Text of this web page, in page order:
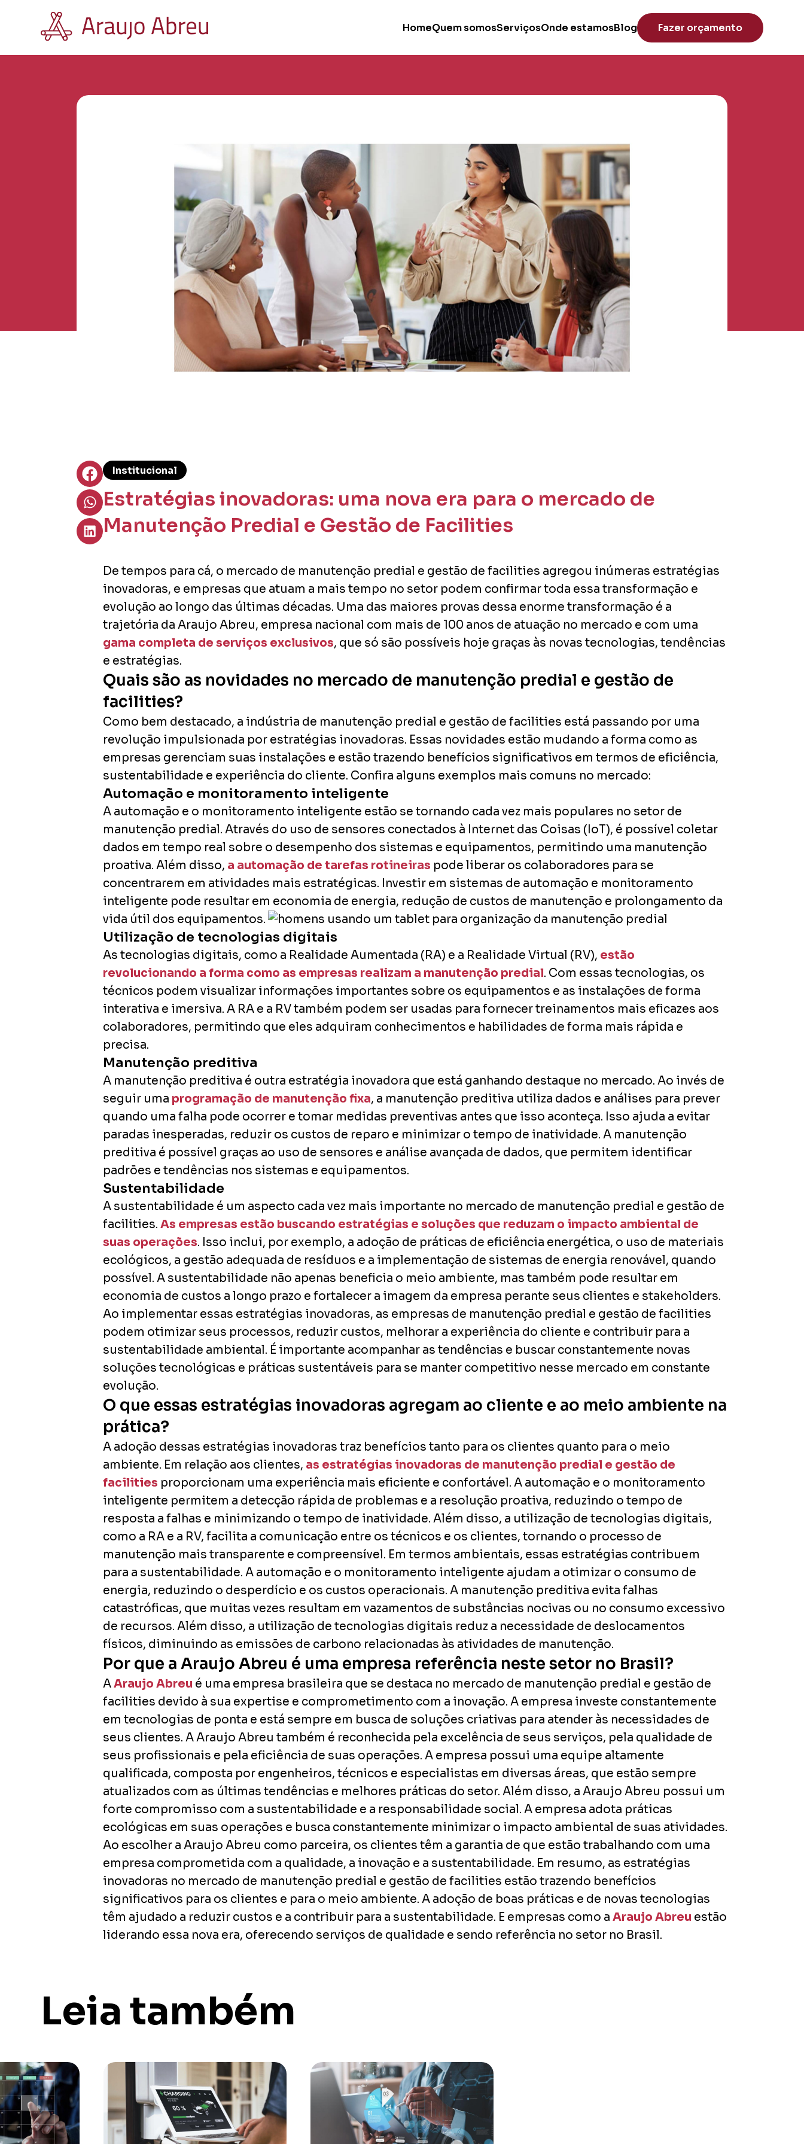
HomeQuem somosServiçosOnde estamosBlog Fazer orçamento
Institucional
Estratégias inovadoras: uma nova era para o mercado de
Manutenção Predial e Gestão de Facilities
De tempos para cá, o mercado de manutenção predial e gestão de facilities agregou inúmeras estratégias
inovadoras, e empresas que atuam a mais tempo no setor podem confirmar toda essa transformação e
evolução ao longo das últimas décadas. Uma das maiores provas dessa enorme transformação é a
trajetória da Araujo Abreu, empresa nacional com mais de 100 anos de atuação no mercado e com uma
gama completa de serviços exclusivos, que só são possíveis hoje graças às novas tecnologias, tendências
e estratégias.
Quais são as novidades no mercado de manutenção predial e gestão de
facilities?
Como bem destacado, a indústria de manutenção predial e gestão de facilities está passando por uma
revolução impulsionada por estratégias inovadoras. Essas novidades estão mudando a forma como as
empresas gerenciam suas instalações e estão trazendo benefícios significativos em termos de eficiência,
sustentabilidade e experiência do cliente. Confira alguns exemplos mais comuns no mercado:
Automação e monitoramento inteligente
A automação e o monitoramento inteligente estão se tornando cada vez mais populares no setor de
manutenção predial. Através do uso de sensores conectados à Internet das Coisas (IoT), é possível coletar
dados em tempo real sobre o desempenho dos sistemas e equipamentos, permitindo uma manutenção
proativa. Além disso, a automação de tarefas rotineiras pode liberar os colaboradores para se
concentrarem em atividades mais estratégicas. Investir em sistemas de automação e monitoramento
inteligente pode resultar em economia de energia, redução de custos de manutenção e prolongamento da
vida útil dos equipamentos.
Utilização de tecnologias digitais
As tecnologias digitais, como a Realidade Aumentada (RA) e a Realidade Virtual (RV), estão
revolucionando a forma como as empresas realizam a manutenção predial. Com essas tecnologias, os
técnicos podem visualizar informações importantes sobre os equipamentos e as instalações de forma
interativa e imersiva. A RA e a RV também podem ser usadas para fornecer treinamentos mais eficazes aos
colaboradores, permitindo que eles adquiram conhecimentos e habilidades de forma mais rápida e
precisa.
Manutenção preditiva
A manutenção preditiva é outra estratégia inovadora que está ganhando destaque no mercado. Ao invés de
seguir uma programação de manutenção fixa, a manutenção preditiva utiliza dados e análises para prever
quando uma falha pode ocorrer e tomar medidas preventivas antes que isso aconteça. Isso ajuda a evitar
paradas inesperadas, reduzir os custos de reparo e minimizar o tempo de inatividade. A manutenção
preditiva é possível graças ao uso de sensores e análise avançada de dados, que permitem identificar
padrões e tendências nos sistemas e equipamentos.
Sustentabilidade
A sustentabilidade é um aspecto cada vez mais importante no mercado de manutenção predial e gestão de
facilities. As empresas estão buscando estratégias e soluções que reduzam o impacto ambiental de
suas operações. Isso inclui, por exemplo, a adoção de práticas de eficiência energética, o uso de materiais
ecológicos, a gestão adequada de resíduos e a implementação de sistemas de energia renovável, quando
possível. A sustentabilidade não apenas beneficia o meio ambiente, mas também pode resultar em
economia de custos a longo prazo e fortalecer a imagem da empresa perante seus clientes e stakeholders.
Ao implementar essas estratégias inovadoras, as empresas de manutenção predial e gestão de facilities
podem otimizar seus processos, reduzir custos, melhorar a experiência do cliente e contribuir para a
sustentabilidade ambiental. É importante acompanhar as tendências e buscar constantemente novas
soluções tecnológicas e práticas sustentáveis para se manter competitivo nesse mercado em constante
evolução.
O que essas estratégias inovadoras agregam ao cliente e ao meio ambiente na
prática?
A adoção dessas estratégias inovadoras traz benefícios tanto para os clientes quanto para o meio
ambiente. Em relação aos clientes, as estratégias inovadoras de manutenção predial e gestão de
facilities proporcionam uma experiência mais eficiente e confortável. A automação e o monitoramento
inteligente permitem a detecção rápida de problemas e a resolução proativa, reduzindo o tempo de
resposta a falhas e minimizando o tempo de inatividade. Além disso, a utilização de tecnologias digitais,
como a RA e a RV, facilita a comunicação entre os técnicos e os clientes, tornando o processo de
manutenção mais transparente e compreensível. Em termos ambientais, essas estratégias contribuem
para a sustentabilidade. A automação e o monitoramento inteligente ajudam a otimizar o consumo de
energia, reduzindo o desperdício e os custos operacionais. A manutenção preditiva evita falhas
catastróficas, que muitas vezes resultam em vazamentos de substâncias nocivas ou no consumo excessivo
de recursos. Além disso, a utilização de tecnologias digitais reduz a necessidade de deslocamentos
físicos, diminuindo as emissões de carbono relacionadas às atividades de manutenção.
Por que a Araujo Abreu é uma empresa referência neste setor no Brasil?
AAraujo Abreu é uma empresa brasileira que se destaca no mercado de manutenção predial e gestão de
facilities devido à sua expertise e comprometimento com a inovação. A empresa investe constantemente
em tecnologias de ponta e está sempre em busca de soluções criativas para atender às necessidades de
seus clientes. A Araujo Abreu também é reconhecida pela excelência de seus serviços, pela qualidade de
seus profissionais e pela eficiência de suas operações. A empresa possui uma equipe altamente
qualificada, composta por engenheiros, técnicos e especialistas em diversas áreas, que estão sempre
atualizados com as últimas tendências e melhores práticas do setor. Além disso, a Araujo Abreu possui um
forte compromisso com a sustentabilidade e a responsabilidade social. A empresa adota práticas
ecológicas em suas operações e busca constantemente minimizar o impacto ambiental de suas atividades.
Ao escolher a Araujo Abreu como parceira, os clientes têm a garantia de que estão trabalhando com uma
empresa comprometida com a qualidade, a inovação e a sustentabilidade. Em resumo, as estratégias
inovadoras no mercado de manutenção predial e gestão de facilities estão trazendo benefícios
significativos para os clientes e para o meio ambiente. A adoção de boas práticas e de novas tecnologias
têm ajudado a reduzir custos e a contribuir para a sustentabilidade. E empresas como a Araujo Abreu estão
liderando essa nova era, oferecendo serviços de qualidade e sendo referência no setor no Brasil.
Leia também